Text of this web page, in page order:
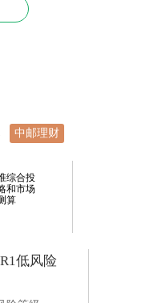
中邮理财
综合投
和市场
算
低风险